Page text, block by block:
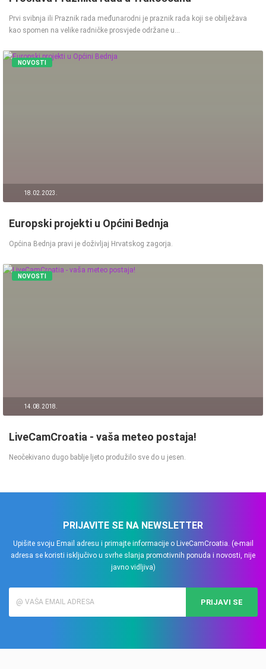
Prvi svibnja ili Praznik rada međunarodni je praznik rada koji se obilježava
kao spomen na velike radničke prosvjede održane u…
18.02.2023.
NOVOSTI
Europski projekti u Općini Bednja
Općina Bednja pravi je doživljaj Hrvatskog zagorja.
14.08.2018.
NOVOSTI
LiveCamCroatia - vaša meteo postaja!
Neočekivano dugo bablje ljeto produžilo sve do u jesen.
PRIJAVITE SE NA NEWSLETTER
Upišite svoju Email adresu i primajte informacije o LiveCamCroatia. (e-mail
adresa se koristi isključivo u svrhe slanja promotivnih ponuda i novosti, nije
javno vidljiva)
PRIJAVI SE